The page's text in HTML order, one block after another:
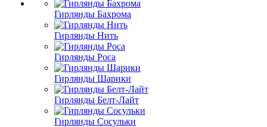
Гирлянды Бахрома
Гирлянды Нить
Гирлянды Роса
Гирлянды Шарики
Гирлянды Белт-Лайт
Гирлянды Сосульки